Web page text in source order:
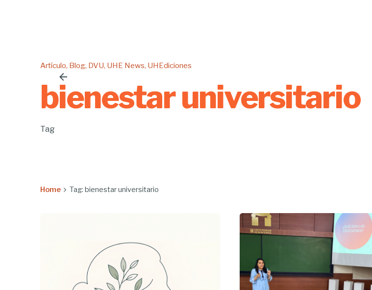
Artículo Blog DVU UHE News UHEdiciones
bienestar universitario
Tag
Home Tag: bienestar universitario